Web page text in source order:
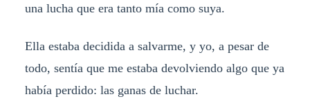
una lucha que era tanto mía como suya.
Ella estaba decidida a salvarme, y yo, a pesar de
todo, sentía que me estaba devolviendo algo que ya
había perdido: las ganas de luchar.